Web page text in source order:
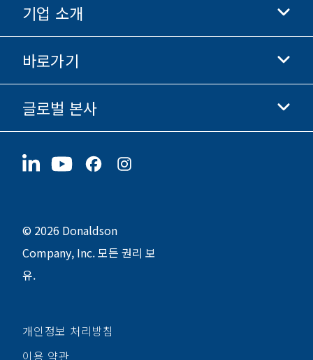
Donaldson 생명과학
Donaldson 쇼핑
기업 소개
기업 정보
윤리 및 준법 경영
채용 정보
바로가기
투자자 정보
협력업체
지속가능성
글로벌 본사
1400 W 94th Street
© 2026 Donaldson
Company, Inc. 모든 권리 보
유.
개인정보 처리방침
이용 약관